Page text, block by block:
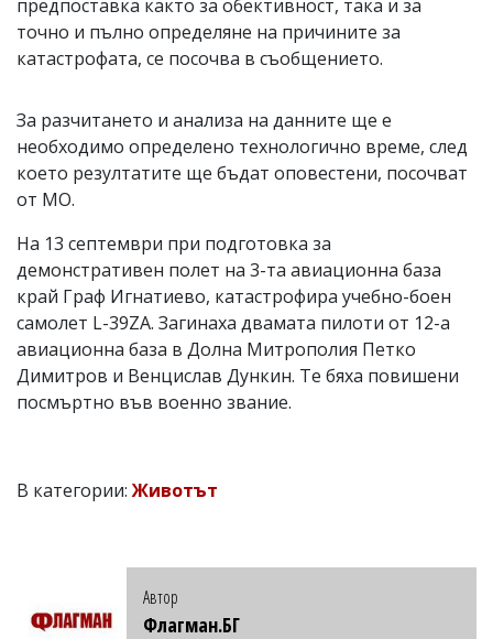
предпоставка както за обективност, така и за
точно и пълно определяне на причините за
катастрофата, се посочва в съобщението.
За разчитането и анализа на данните ще е
необходимо определено технологично време, след
което резултатите ще бъдат оповестени, посочват
от МО.
На 13 септември при подготовка за
демонстративен полет на 3-та авиационна база
край Граф Игнатиево, катастрофира учебно-боен
самолет L-39ZA. Загинаха двамата пилоти от 12-а
авиационна база в Долна Митрополия Петко
Димитров и Венцислав Дункин. Те бяха повишени
посмъртно във военно звание.
В категории:Животът
Автор
Флагман.БГ